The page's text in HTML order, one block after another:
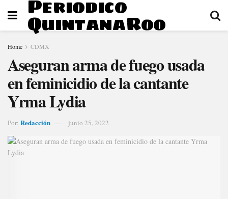
Periodico
QuintanaRoo
Home CDMX
Aseguran arma de fuego usada
en feminicidio de la cantante
Yrma Lydia
Por: Redacción junio 25, 2022